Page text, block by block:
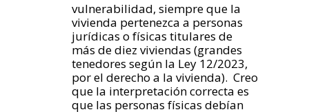
vulnerabilidad, siempre que la
vivienda pertenezca a personas
jurídicas o físicas titulares de
más de diez viviendas (grandes
tenedores según la Ley 12/2023,
por el derecho a la vivienda). Creo
que la interpretación correcta es
que las personas físicas debían